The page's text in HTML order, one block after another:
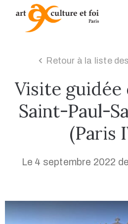
Retour à la liste
Visite guidée
Saint-Paul-
(Paris
Le 4 septembre 2022